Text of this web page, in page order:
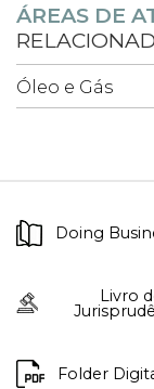
ÁREAS DE
Óleo e Gás
Doing
Livro
Folder